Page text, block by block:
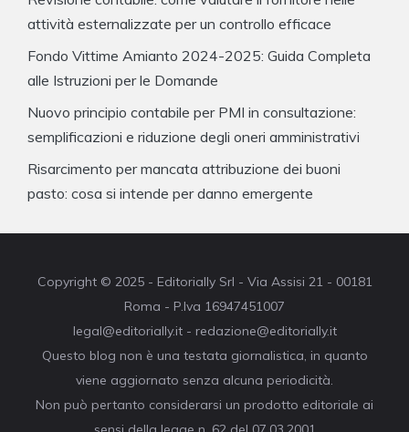
attività esternalizzate per un controllo efficace
Fondo Vittime Amianto 2024-2025: Guida Completa
alle Istruzioni per le Domande
Nuovo principio contabile per PMI in consultazione:
semplificazioni e riduzione degli oneri amministrativi
Risarcimento per mancata attribuzione dei buoni
pasto: cosa si intende per danno emergente
Copyright © 2025 - Editorially Srl - Via Assisi 21 - 00181
Roma - P.Iva 16947451007
legal@editorially.it - redazione@editorially.it
Questo blog non è una testata giornalistica, in quanto
viene aggiornato senza alcuna periodicità.
Non può pertanto considerarsi un prodotto editoriale ai